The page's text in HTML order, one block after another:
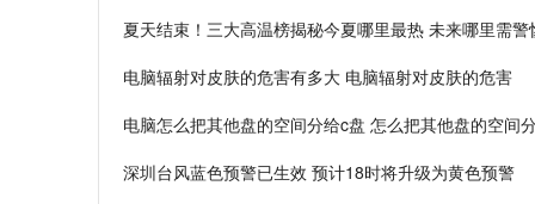
夏天结束！三大高温榜揭秘今夏哪里最热 未来哪里需
电脑辐射对皮肤的危害有多大 电脑辐射对皮肤的危害
电脑怎么把其他盘的空间分给c盘 怎么把其他盘的空间
深圳台风蓝色预警已生效 预计18时将升级为黄色预警